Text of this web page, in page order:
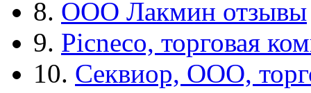
8. ООО Лакмин отзывы
9. Picneco, торговая
10. Секвиор, ООО,